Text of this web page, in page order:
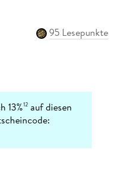
95 Lesepunkte
13%12 auf diesen